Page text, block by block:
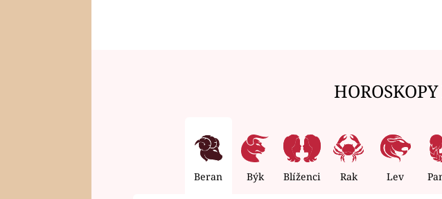
Beran Býk Blíženci Rak Lev